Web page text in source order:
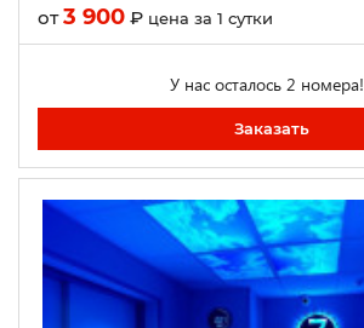
от3 900 ₽ цена за 1 сутки
У нас осталось 2 номера!
Заказать